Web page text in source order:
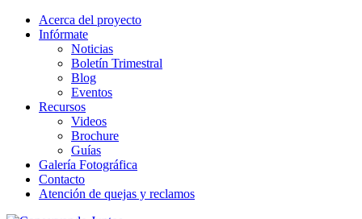
Acerca del proyecto
Infórmate
Noticias
Boletín Trimestral
Blog
Eventos
Recursos
Videos
Brochure
Guías
Galería Fotográfica
Contacto
Atención de quejas y reclamos